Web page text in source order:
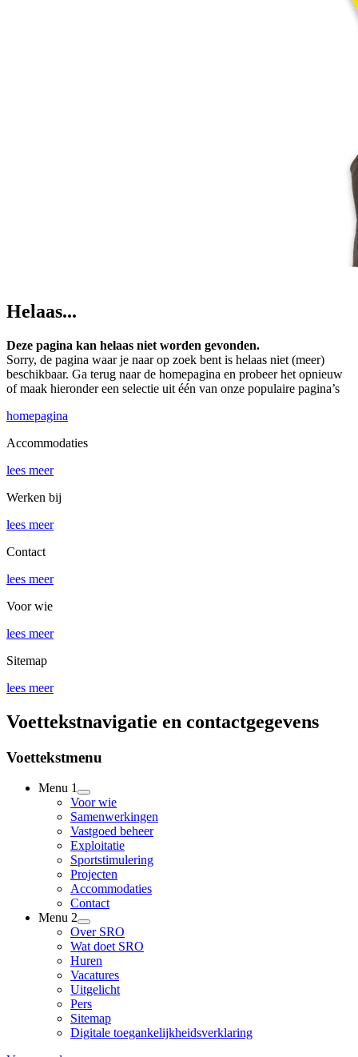
Helaas...
Deze pagina kan helaas niet worden gevonden.
Sorry, de pagina waar je naar op zoek bent is helaas niet (meer)
beschikbaar. Ga terug naar de homepagina en probeer het opnieuw
of maak hieronder een selectie uit één van onze populaire pagina’s
homepagina
Accommodaties
lees meer
Werken bij
lees meer
Contact
lees meer
Voor wie
lees meer
Sitemap
lees meer
Voettekstnavigatie en contactgegevens
Voettekstmenu
Menu 1
Voor wie
Samenwerkingen
Vastgoed beheer
Exploitatie
Sportstimulering
Projecten
Accommodaties
Contact
Menu 2
Over SRO
Wat doet SRO
Huren
Vacatures
Uitgelicht
Pers
Sitemap
Digitale toegankelijkheidsverklaring